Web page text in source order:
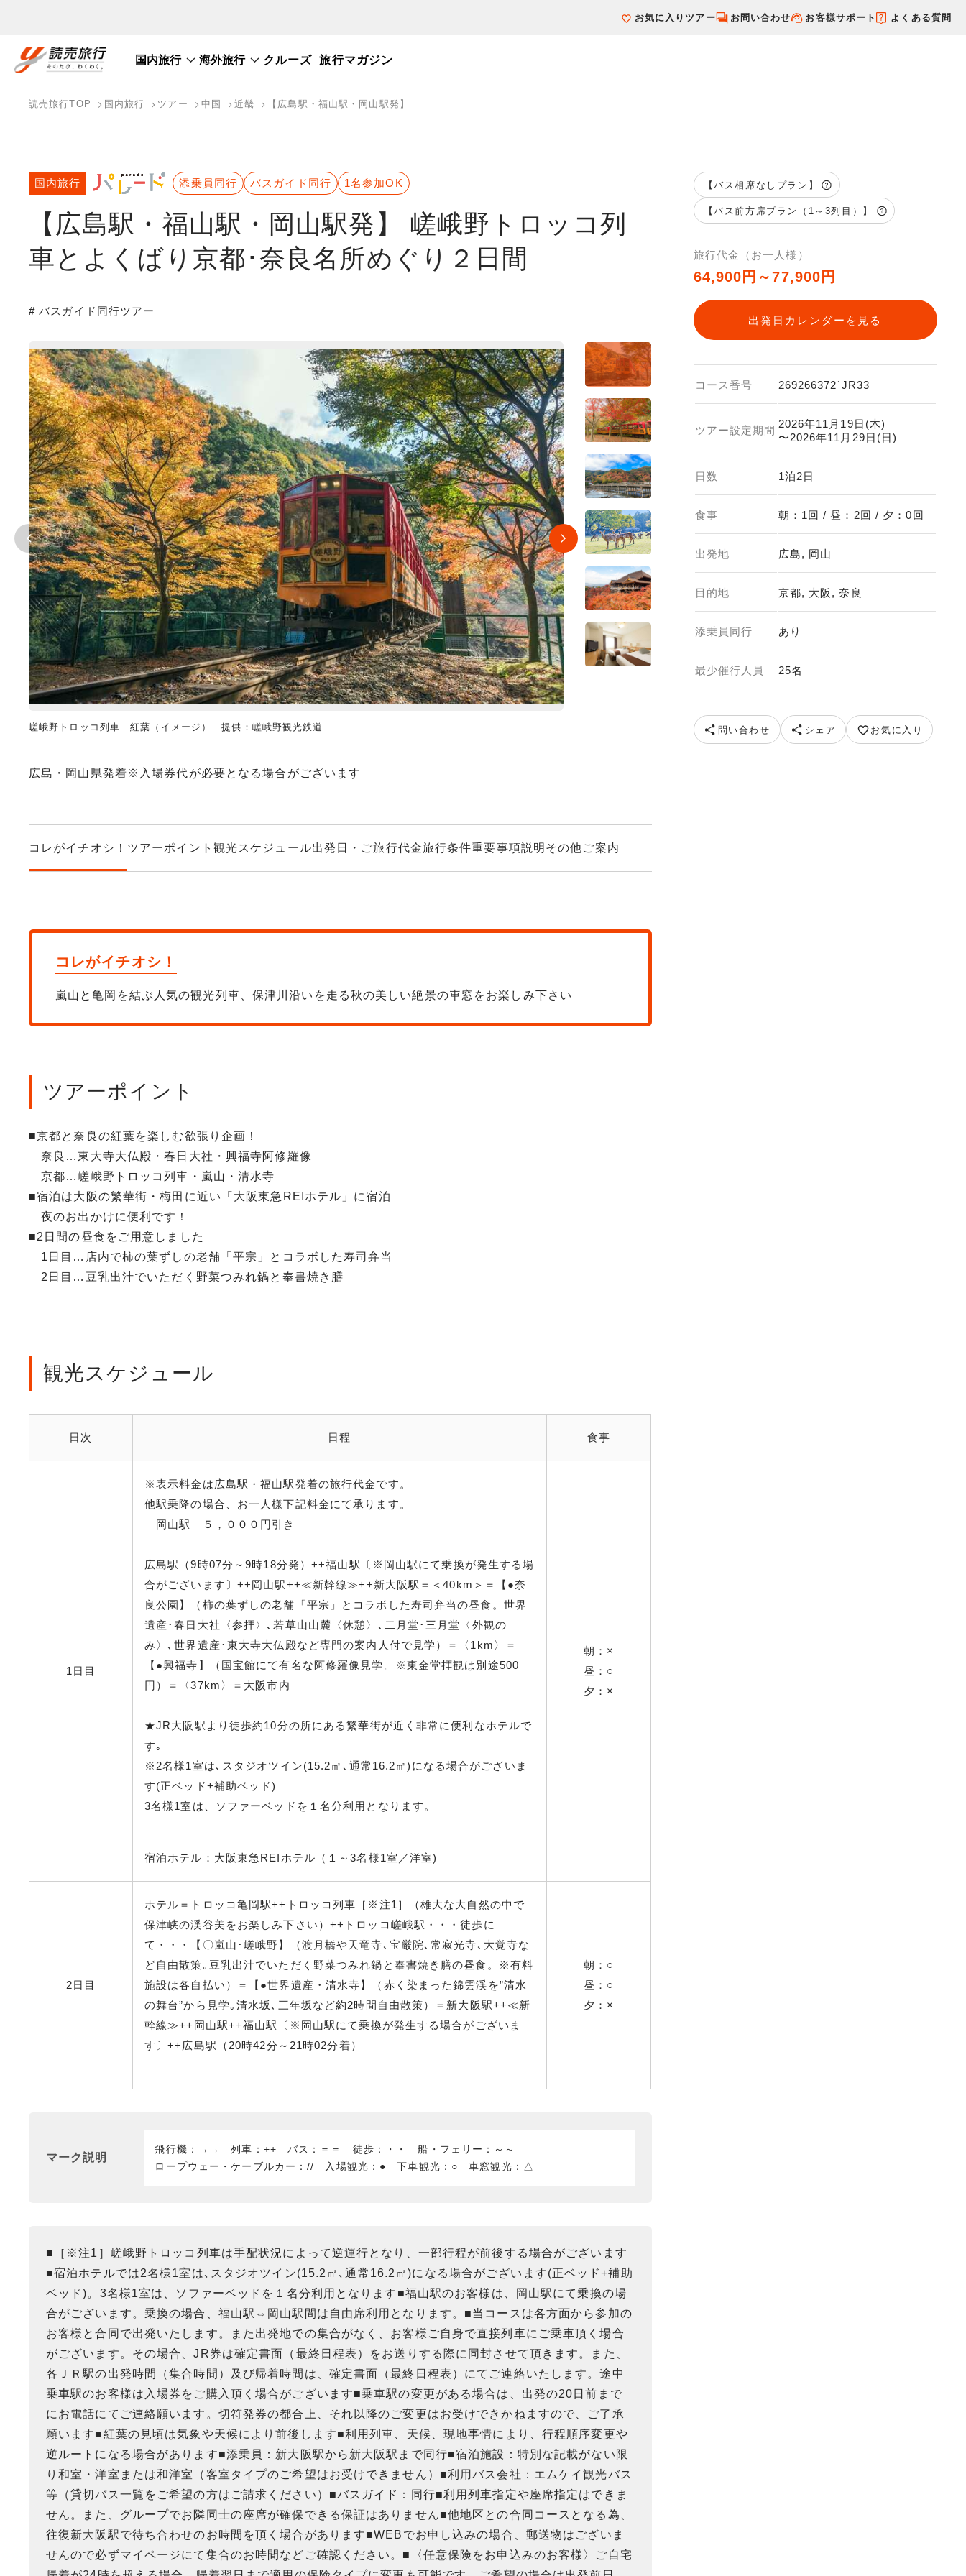
お気に入りツアー お問い合わせ お客様サポート よくある質問
国内旅行 海外旅行 クルーズ 旅行マガジン
国内旅行トップ
海外旅行トップ
読売旅行TOP 国内旅行 ツアー 中国 近畿 【広島駅・福山駅・岡山駅発】
【広島駅・福山駅・岡山駅発】 嵯峨野トロッコ列
車とよくばり京都･奈良名所めぐり２日間
国内旅行 添乗員同行 バスガイド同行 1名参加OK
# バスガイド同行ツアー
嵯峨野トロッコ列車 紅葉（イメージ） 提供：嵯峨野観光鉄道 嵯峨野トロッコ列車（イメージ） 提供：嵯峨野観光鉄道
広島・岡山県発着※入場券代が必要となる場合がございます
コレがイチオシ！ ツアーポイント 観光スケジュール出発日・ご旅行代金旅行条件重要事項説明 その他ご案内
コレがイチオシ！
嵐山と亀岡を結ぶ人気の観光列車、保津川沿いを走る秋の美しい絶景の車窓をお楽しみ下さい
ツアーポイント
■京都と奈良の紅葉を楽しむ欲張り企画！
奈良…東大寺大仏殿・春日大社・興福寺阿修羅像
京都…嵯峨野トロッコ列車・嵐山・清水寺
■宿泊は大阪の繁華街・梅田に近い「大阪東急REIホテル」に宿泊
夜のお出かけに便利です！
■2日間の昼食をご用意しました
1日目…店内で柿の葉ずしの老舗「平宗」とコラボした寿司弁当
2日目…豆乳出汁でいただく野菜つみれ鍋と奉書焼き膳
観光スケジュール
日次 日程 食事
1日目
※表示料金は広島駅・福山駅発着の旅行代金です。
他駅乗降の場合、お一人様下記料金にて承ります。
岡山駅 ５，０００円引き
広島駅（9時07分～9時18分発）++福山駅〔※岡山駅にて乗換が発生する場
合がございます〕++岡山駅++≪新幹線≫++新大阪駅＝＜40km＞＝【●奈
良公園】（柿の葉ずしの老舗「平宗」とコラボした寿司弁当の昼食。世界
遺産･春日大社〈参拝〉､若草山山麓〈休憩〉､二月堂･三月堂〈外観の
み〉､世界遺産･東大寺大仏殿など専門の案内人付で見学）＝〈1km〉＝
【●興福寺】（国宝館にて有名な阿修羅像見学。※東金堂拝観は別途500
円）＝〈37km〉＝大阪市内
★JR大阪駅より徒歩約10分の所にある繁華街が近く非常に便利なホテルで
す｡
※2名様1室は､スタジオツイン(15.2㎡､通常16.2㎡)になる場合がございま
す(正ベッド+補助ベッド)
3名様1室は、ソファーベッドを１名分利用となります。
宿泊ホテル：大阪東急REIホテル（１～3名様1室／洋室)
朝：×
昼：○
夕：×
2日目
ホテル＝トロッコ亀岡駅++トロッコ列車［※注1］（雄大な大自然の中で
保津峡の渓谷美をお楽しみ下さい）++トロッコ嵯峨駅・・・徒歩に
て・・・【〇嵐山･嵯峨野】（渡月橋や天竜寺､宝厳院､常寂光寺､大覚寺な
ど自由散策｡豆乳出汁でいただく野菜つみれ鍋と奉書焼き膳の昼食。※有料
施設は各自払い）＝【●世界遺産・清水寺】（赤く染まった錦雲渓を”清水
の舞台”から見学｡清水坂､三年坂など約2時間自由散策）＝新大阪駅++≪新
幹線≫++岡山駅++福山駅〔※岡山駅にて乗換が発生する場合がございま
す〕++広島駅（20時42分～21時02分着）
朝：○
昼：○
夕：×
マーク説明
飛行機：→→ 列車：++ バス：＝＝ 徒歩：・・ 船・フェリー：～～
ロープウェー・ケーブルカー：// 入場観光：● 下車観光：○ 車窓観光：△
■［※注1］嵯峨野トロッコ列車は手配状況によって逆運行となり、一部行程が前後する場合がございます
■宿泊ホテルでは2名様1室は､スタジオツイン(15.2㎡､通常16.2㎡)になる場合がございます(正ベッド+補助
ベッド)。3名様1室は、ソファーベッドを１名分利用となります■福山駅のお客様は、岡山駅にて乗換の場
合がございます。乗換の場合、福山駅⇔岡山駅間は自由席利用となります。■当コースは各方面から参加の
お客様と合同で出発いたします。また出発地での集合がなく、お客様ご自身で直接列車にご乗車頂く場合
がございます。その場合、JR券は確定書面（最終日程表）をお送りする際に同封させて頂きます。また、
各ＪＲ駅の出発時間（集合時間）及び帰着時間は、確定書面（最終日程表）にてご連絡いたします。途中
乗車駅のお客様は入場券をご購入頂く場合がございます■乗車駅の変更がある場合は、出発の20日前まで
にお電話にてご連絡願います。切符発券の都合上、それ以降のご変更はお受けできかねますので、ご了承
願います■紅葉の見頃は気象や天候により前後します■利用列車、天候、現地事情により、行程順序変更や
逆ルートになる場合があります■添乗員：新大阪駅から新大阪駅まで同行■宿泊施設：特別な記載がない限
り和室・洋室または和洋室（客室タイプのご希望はお受けできません）■利用バス会社：エムケイ観光バス
等（貸切バス一覧をご希望の方はご請求ください）■バスガイド：同行■利用列車指定や座席指定はできま
せん。また、グループでお隣同士の座席が確保できる保証はありません■他地区との合同コースとなる為、
往復新大阪駅で待ち合わせのお時間を頂く場合があります■WEBでお申し込みの場合、郵送物はございま
せんので必ずマイページにて集合のお時間などご確認ください。■〈任意保険をお申込みのお客様〉ご自宅
【バス相席なしプラン】
【バス前方席プラン（1～3列目）】
旅行代金（お一人様）
64,900円～77,900円
出発日カレンダーを見る
コース番号 269266372`JR33
ツアー設定期間
2026年11月19日(木)
〜2026年11月29日(日)
日数 1泊2日
食事 朝：1回 / 昼：2回 / 夕：0回
出発地 広島, 岡山
目的地 京都, 大阪, 奈良
添乗員同行 あり
最少催行人員 25名
問い合わせ シェア お気に入り